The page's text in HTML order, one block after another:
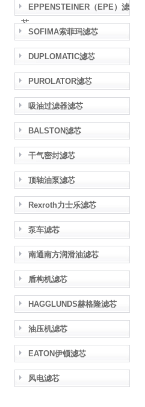
EPPENSTEINER（EPE）滤
芯
SOFIMA索菲玛滤芯
DUPLOMATIC滤芯
PUROLATOR滤芯
吸油过滤器滤芯
BALSTON滤芯
干气密封滤芯
顶轴油泵滤芯
Rexroth力士乐滤芯
泵车滤芯
南通南方润滑油滤芯
盾构机滤芯
HAGGLUNDS赫格隆滤芯
油压机滤芯
EATON伊顿滤芯
风电滤芯